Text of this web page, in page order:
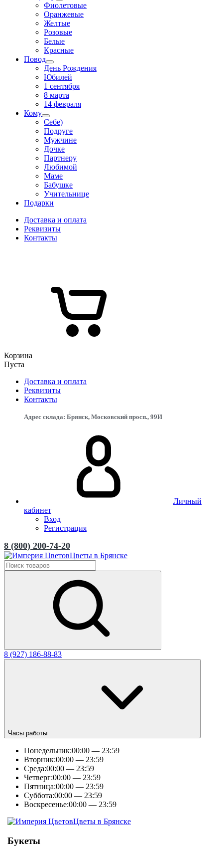
Фиолетовые
Оранжевые
Желтые
Розовые
Белые
Красные
Повод
День Рождения
Юбилей
1 сентября
8 марта
14 февраля
Кому
Себе)
Подруге
Мужчине
Дочке
Партнеру
Любимой
Маме
Бабушке
Учительнице
Подарки
Доставка и оплата
Реквизиты
Контакты
Корзина
Пуста
Доставка и оплата
Реквизиты
Контакты
Адрес склада: Брянск, Московский просп., 99И
Личный
кабинет
Вход
Регистрация
8 (800) 200-74-20
Цветы в Брянске
8 (927) 186-88-83
Часы работы
Понедельник:00:00 — 23:59
Вторник:00:00 — 23:59
Среда:00:00 — 23:59
Четверг:00:00 — 23:59
Пятница:00:00 — 23:59
Суббота:00:00 — 23:59
Воскресенье:00:00 — 23:59
Цветы в Брянске
Букеты